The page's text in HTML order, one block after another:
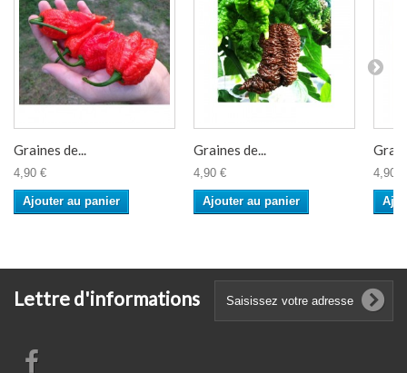
Graines de...
4,90 €
Ajouter au panier
Graines de...
4,90 €
Ajouter au panier
4,90 €
Lettre d'informations